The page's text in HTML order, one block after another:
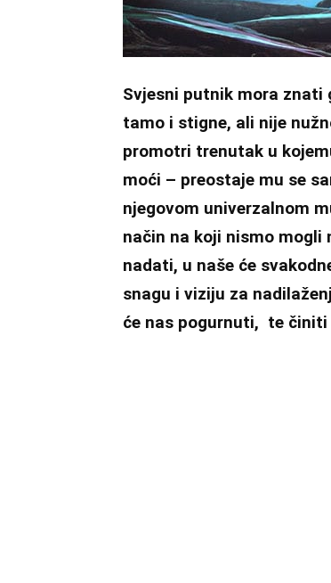
Svjesni putnik mora znati
tamo i stigne, ali nije
promotri trenutak u
moći – preostaje mu se
njegovom univerzalnom
način na koji nismo mogli
nadati, u naše će
snagu i viziju za
će nas pogurnuti, te